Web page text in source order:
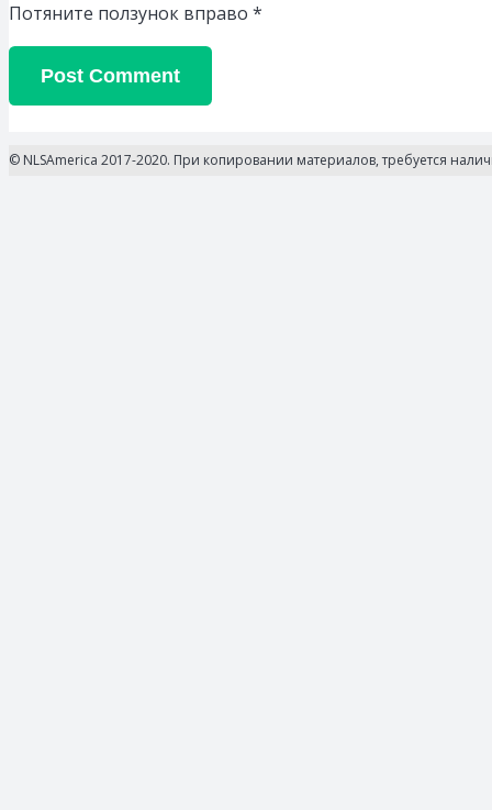
Потяните ползунок вправо *
Post Comment
© NLSAmerica 2017-2020. При копировании материалов, требуется